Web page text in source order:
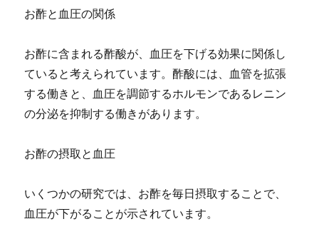
お酢と血圧の関係
お酢に含まれる酢酸が、血圧を下げる効果に関係し
ていると考えられています。酢酸には、血管を拡張
する働きと、血圧を調節するホルモンであるレニン
の分泌を抑制する働きがあります。
お酢の摂取と血圧
いくつかの研究では、お酢を毎日摂取することで、
血圧が下がることが示されています。